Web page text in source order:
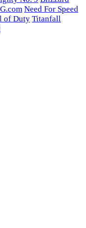
Need For Speed
of Duty Titanfall